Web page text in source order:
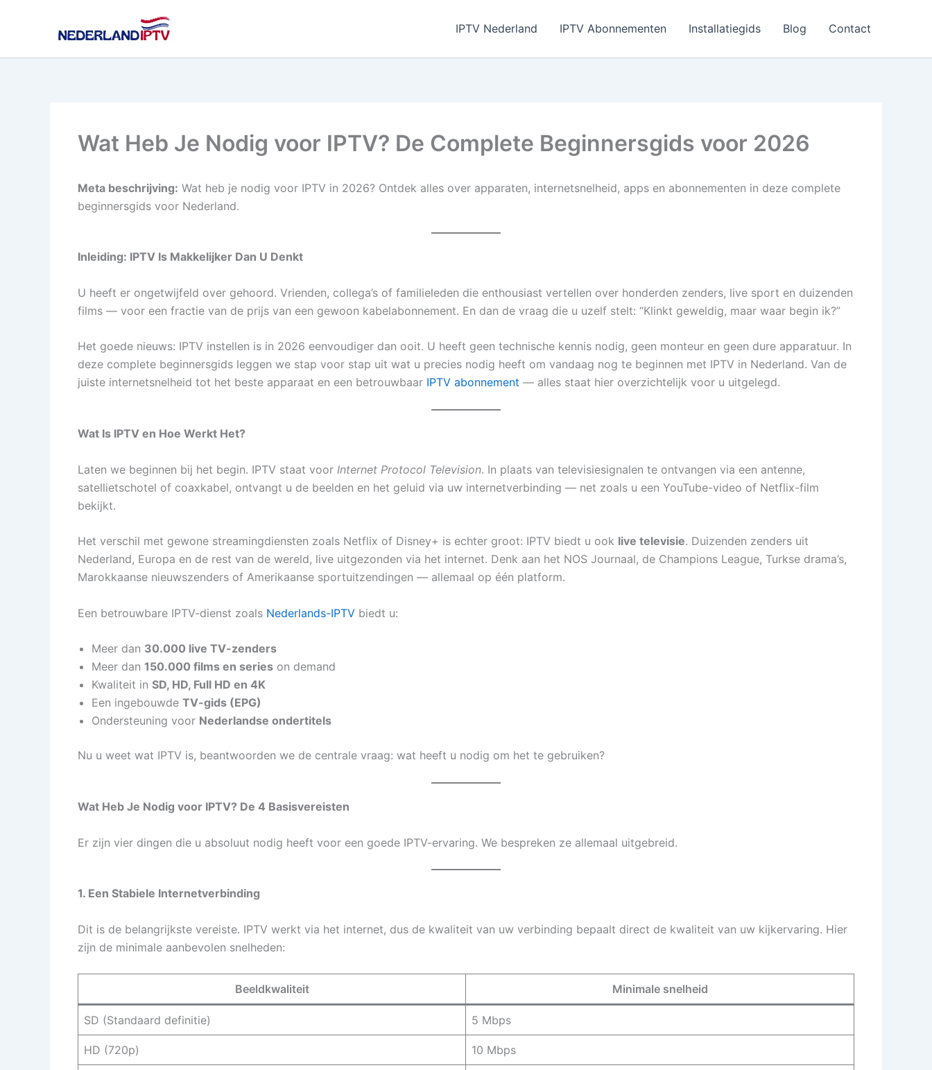
inhoud
IPTV Nederland IPTV Abonnementen Installatiegids Blog Contact
Wat Heb Je Nodig voor IPTV? De Complete Beginnersgids voor 2026
Meta beschrijving: Wat heb je nodig voor IPTV in 2026? Ontdek alles over apparaten, internetsnelheid, apps en abonnementen in deze complete
beginnersgids voor Nederland.
Inleiding: IPTV Is Makkelijker Dan U Denkt
U heeft er ongetwijfeld over gehoord. Vrienden, collega’s of familieleden die enthousiast vertellen over honderden zenders, live sport en duizenden
films — voor een fractie van de prijs van een gewoon kabelabonnement. En dan de vraag die u uzelf stelt: “Klinkt geweldig, maar waar begin ik?”
Het goede nieuws: IPTV instellen is in 2026 eenvoudiger dan ooit. U heeft geen technische kennis nodig, geen monteur en geen dure apparatuur. In
deze complete beginnersgids leggen we stap voor stap uit wat u precies nodig heeft om vandaag nog te beginnen met IPTV in Nederland. Van de
juiste internetsnelheid tot het beste apparaat en een betrouwbaar IPTV abonnement — alles staat hier overzichtelijk voor u uitgelegd.
Wat Is IPTV en Hoe Werkt Het?
Laten we beginnen bij het begin. IPTV staat voor Internet Protocol Television. In plaats van televisiesignalen te ontvangen via een antenne,
satellietschotel of coaxkabel, ontvangt u de beelden en het geluid via uw internetverbinding — net zoals u een YouTube-video of Netflix-film
bekijkt.
Het verschil met gewone streamingdiensten zoals Netflix of Disney+ is echter groot: IPTV biedt u ook live televisie. Duizenden zenders uit
Nederland, Europa en de rest van de wereld, live uitgezonden via het internet. Denk aan het NOS Journaal, de Champions League, Turkse drama’s,
Marokkaanse nieuwszenders of Amerikaanse sportuitzendingen — allemaal op één platform.
Een betrouwbare IPTV-dienst zoals Nederlands-IPTV biedt u:
Meer dan 30.000 live TV-zenders
Meer dan 150.000 films en series on demand
Kwaliteit in SD, HD, Full HD en 4K
Een ingebouwde TV-gids (EPG)
Ondersteuning voor Nederlandse ondertitels
Nu u weet wat IPTV is, beantwoorden we de centrale vraag: wat heeft u nodig om het te gebruiken?
Wat Heb Je Nodig voor IPTV? De 4 Basisvereisten
Er zijn vier dingen die u absoluut nodig heeft voor een goede IPTV-ervaring. We bespreken ze allemaal uitgebreid.
1. Een Stabiele Internetverbinding
Dit is de belangrijkste vereiste. IPTV werkt via het internet, dus de kwaliteit van uw verbinding bepaalt direct de kwaliteit van uw kijkervaring. Hier
zijn de minimale aanbevolen snelheden:
Beeldkwaliteit Minimale snelheid
SD (Standaard definitie) 5 Mbps
HD (720p) 10 Mbps